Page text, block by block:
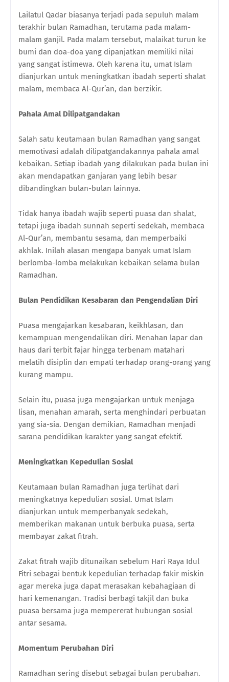
Lailatul Qadar biasanya terjadi pada sepuluh malam
terakhir bulan Ramadhan, terutama pada malam-
malam ganjil. Pada malam tersebut, malaikat turun ke
bumi dan doa-doa yang dipanjatkan memiliki nilai
yang sangat istimewa. Oleh karena itu, umat Islam
dianjurkan untuk meningkatkan ibadah seperti shalat
malam, membaca Al-Qur’an, dan berzikir.
Pahala Amal Dilipatgandakan
Salah satu keutamaan bulan Ramadhan yang sangat
memotivasi adalah dilipatgandakannya pahala amal
kebaikan. Setiap ibadah yang dilakukan pada bulan ini
akan mendapatkan ganjaran yang lebih besar
dibandingkan bulan-bulan lainnya.
Tidak hanya ibadah wajib seperti puasa dan shalat,
tetapi juga ibadah sunnah seperti sedekah, membaca
Al-Qur’an, membantu sesama, dan memperbaiki
akhlak. Inilah alasan mengapa banyak umat Islam
berlomba-lomba melakukan kebaikan selama bulan
Ramadhan.
Bulan Pendidikan Kesabaran dan Pengendalian Diri
Puasa mengajarkan kesabaran, keikhlasan, dan
kemampuan mengendalikan diri. Menahan lapar dan
haus dari terbit fajar hingga terbenam matahari
melatih disiplin dan empati terhadap orang-orang yang
kurang mampu.
Selain itu, puasa juga mengajarkan untuk menjaga
lisan, menahan amarah, serta menghindari perbuatan
yang sia-sia. Dengan demikian, Ramadhan menjadi
sarana pendidikan karakter yang sangat efektif.
Meningkatkan Kepedulian Sosial
Keutamaan bulan Ramadhan juga terlihat dari
meningkatnya kepedulian sosial. Umat Islam
dianjurkan untuk memperbanyak sedekah,
memberikan makanan untuk berbuka puasa, serta
membayar zakat fitrah.
Zakat fitrah wajib ditunaikan sebelum Hari Raya Idul
Fitri sebagai bentuk kepedulian terhadap fakir miskin
agar mereka juga dapat merasakan kebahagiaan di
hari kemenangan. Tradisi berbagi takjil dan buka
puasa bersama juga mempererat hubungan sosial
antar sesama.
Momentum Perubahan Diri
Ramadhan sering disebut sebagai bulan perubahan.